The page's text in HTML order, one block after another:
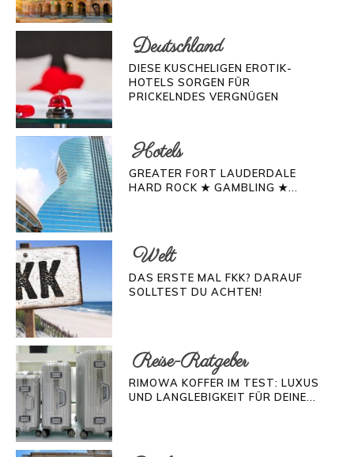
Deutschland
DIESE KUSCHELIGEN EROTIK-
HOTELS SORGEN FÜR
PRICKELNDES VERGNÜGEN
Hotels
GREATER FORT LAUDERDALE
HARD ROCK ★ GAMBLING ★...
Welt
DAS ERSTE MAL FKK? DARAUF
SOLLTEST DU ACHTEN!
Reise-Ratgeber
RIMOWA KOFFER IM TEST: LUXUS
UND LANGLEBIGKEIT FÜR DEINE...